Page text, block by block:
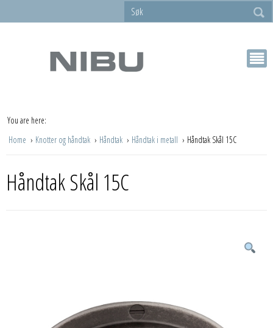
You are here:
Home
Knotter og håndtak Håndtak Håndtak i metall Håndtak Skål 15C
Håndtak Skål 15C